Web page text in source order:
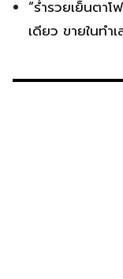
“ร่ำรวยเย็นตา
เดียว ขายในท